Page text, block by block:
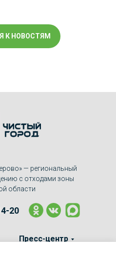
К НОВОСТЯМ
20
Пресс-центр
— региональный
с отходами зоны
области